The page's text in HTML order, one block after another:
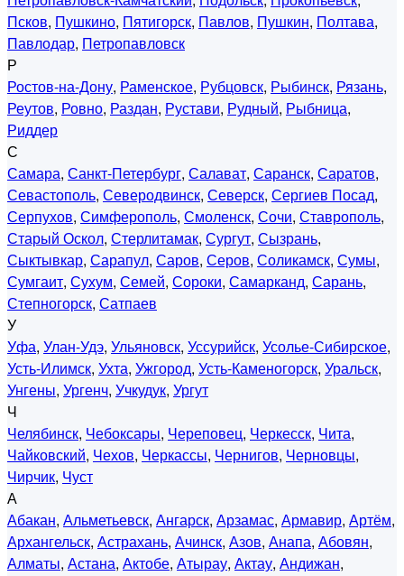
Псков, Пушкино, Пятигорск, Павлов, Пушкин, Полтава,
Павлодар, Петропавловск
Р
Ростов-на-Дону, Раменское, Рубцовск, Рыбинск, Рязань,
Реутов, Ровно, Раздан, Рустави, Рудный, Рыбница,
Риддер
С
Самара, Санкт-Петербург, Салават, Саранск, Саратов,
Севастополь, Северодвинск, Северск, Сергиев Посад,
Серпухов, Симферополь, Смоленск, Сочи, Ставрополь,
Старый Оскол, Стерлитамак, Сургут, Сызрань,
Сыктывкар, Сарапул, Саров, Серов, Соликамск, Сумы,
Сумгаит, Сухум, Семей, Сороки, Самарканд, Сарань,
Степногорск, Сатпаев
У
Уфа, Улан-Удэ, Ульяновск, Уссурийск, Усолье-Сибирское,
Усть-Илимск, Ухта, Ужгород, Усть-Каменогорск, Уральск,
Унгены, Ургенч, Учкудук, Ургут
Ч
Челябинск, Чебоксары, Череповец, Черкесск, Чита,
Чайковский, Чехов, Черкассы, Чернигов, Черновцы,
Чирчик, Чуст
А
Абакан, Альметьевск, Ангарск, Арзамас, Армавир, Артём,
Архангельск, Астрахань, Ачинск, Азов, Анапа, Абовян,
Алматы, Астана, Актобе, Атырау, Актау, Андижан,